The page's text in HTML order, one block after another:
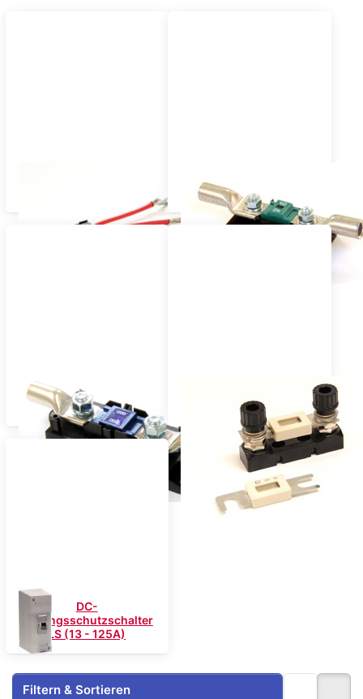
DC-Streifensicherungen
MIDI (30 - 100A)
DC-Streifensicherungen
MEGA (80 - 400A)
DC-Streifensicherungen
ANL (50 - 425A)
DC-
Leitungsschutzschalter
LS (13 - 125A)
Filtern & Sortieren